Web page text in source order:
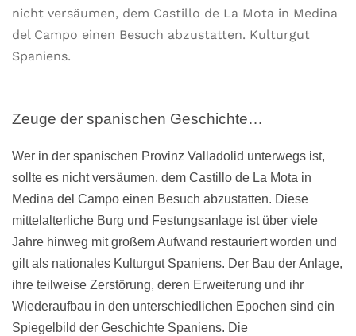
nicht versäumen, dem Castillo de La Mota in Medina
del Campo einen Besuch abzustatten. Kulturgut
Spaniens.
Zeuge der spanischen Geschichte…
Wer in der spanischen Provinz Valladolid unterwegs ist,
sollte es nicht versäumen, dem Castillo de La Mota in
Medina del Campo einen Besuch abzustatten. Diese
mittelalterliche Burg und Festungsanlage ist über viele
Jahre hinweg mit großem Aufwand restauriert worden und
gilt als nationales Kulturgut Spaniens. Der Bau der Anlage,
ihre teilweise Zerstörung, deren Erweiterung und ihr
Wiederaufbau in den unterschiedlichen Epochen sind ein
Spiegelbild der Geschichte Spaniens. Die